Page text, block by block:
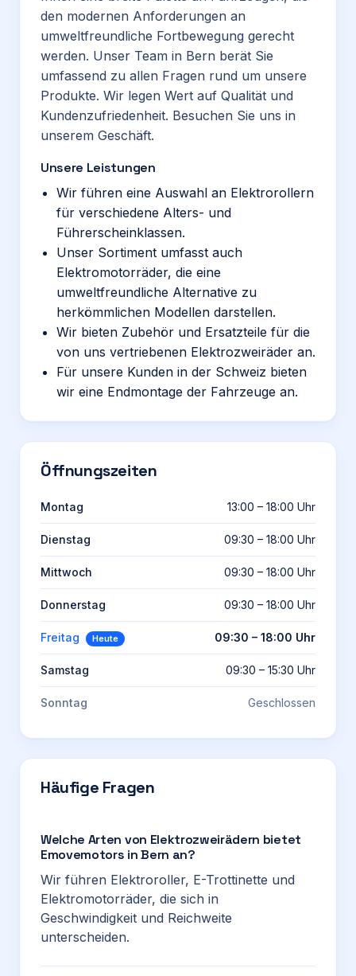
den modernen Anforderungen an
umweltfreundliche Fortbewegung gerecht
werden. Unser Team in Bern berät Sie
umfassend zu allen Fragen rund um unsere
Produkte. Wir legen Wert auf Qualität und
Kundenzufriedenheit. Besuchen Sie uns in
unserem Geschäft.
Unsere Leistungen
Wir führen eine Auswahl an Elektrorollern
für verschiedene Alters- und
Führerscheinklassen.
Unser Sortiment umfasst auch
Elektromotorräder, die eine
umweltfreundliche Alternative zu
herkömmlichen Modellen darstellen.
Wir bieten Zubehör und Ersatzteile für die
von uns vertriebenen Elektrozweiräder an.
Für unsere Kunden in der Schweiz bieten
wir eine Endmontage der Fahrzeuge an.
Öffnungszeiten
Montag 13:00 – 18:00 Uhr
Dienstag 09:30 – 18:00 Uhr
Mittwoch 09:30 – 18:00 Uhr
Donnerstag 09:30 – 18:00 Uhr
Freitag Heute 09:30 – 18:00 Uhr
Samstag 09:30 – 15:30 Uhr
Sonntag Geschlossen
Häufige Fragen
Welche Arten von Elektrozweirädern bietet
Emovemotors in Bern an?
Wir führen Elektroroller, E-Trottinette und
Elektromotorräder, die sich in
Geschwindigkeit und Reichweite
unterscheiden.